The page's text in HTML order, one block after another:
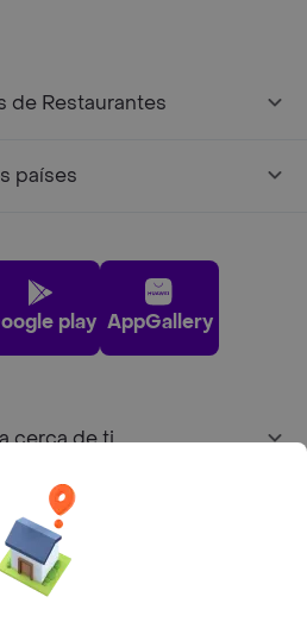
de Restaurantes
países
play AppGallery
cerca de ti